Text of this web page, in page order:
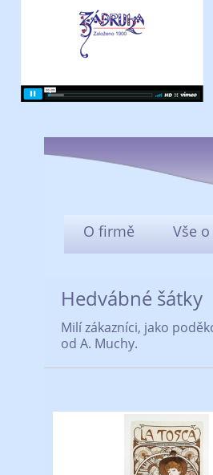
O firmě Vše
Hedvábné šátky
Milí zákazníci, jako
od A. Muchy.